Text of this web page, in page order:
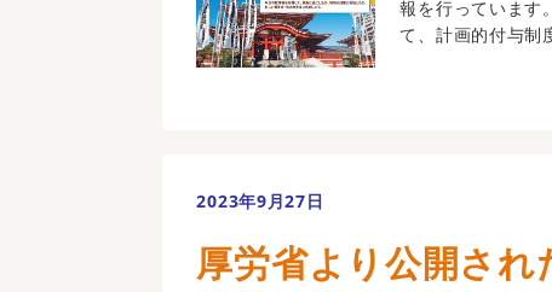
報を行っていま
て、計画的付与
2023年9月27日
厚労省より公開され